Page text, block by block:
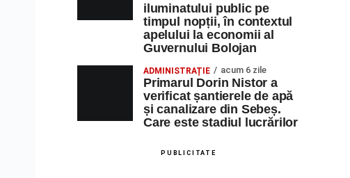
iluminatului public pe
timpul nopții, în contextul
apelului la economii al
Guvernului Bolojan
ADMINISTRAȚIE acum 6 zile
Primarul Dorin Nistor a
verificat șantierele de apă
și canalizare din Sebeș.
Care este stadiul lucrărilor
PUBLICITATE